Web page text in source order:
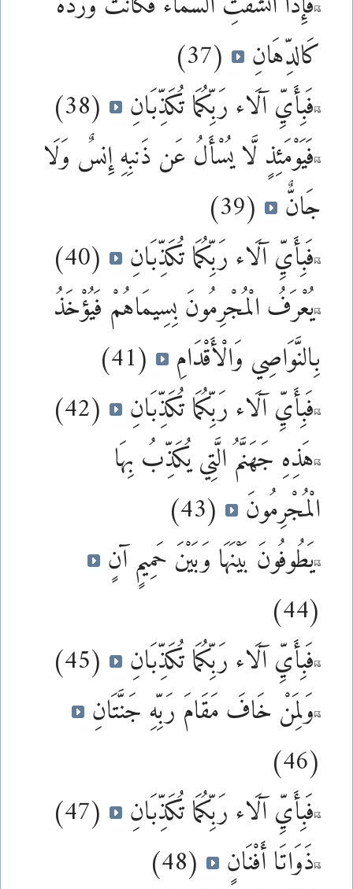
كَالدِّهَانِ
(37)
فَبِأَيِّ آلَاء رَبِّكُمَا تُكَذِّبَانِ
(38)
فَيَوْمَئِذٍ لَّا يُسْأَلُ عَن ذَنبِهِ إِنسٌ وَلَا
جَانٌّ
(39)
فَبِأَيِّ آلَاء رَبِّكُمَا تُكَذِّبَانِ
(40)
يُعْرَفُ الْمُجْرِمُونَ بِسِيمَاهُمْ فَيُؤْخَذُ
بِالنَّوَاصِي وَالْأَقْدَامِ
(41)
فَبِأَيِّ آلَاء رَبِّكُمَا تُكَذِّبَانِ
(42)
هَذِهِ جَهَنَّمُ الَّتِي يُكَذِّبُ بِهَا
الْمُجْرِمُونَ
(43)
يَطُوفُونَ بَيْنَهَا وَبَيْنَ حَمِيمٍ آنٍ
(44)
فَبِأَيِّ آلَاء رَبِّكُمَا تُكَذِّبَانِ
(45)
وَلِمَنْ خَافَ مَقَامَ رَبِّهِ جَنَّتَانِ
(46)
فَبِأَيِّ آلَاء رَبِّكُمَا تُكَذِّبَانِ
(47)
ذَوَاتَا أَفْنَانٍ
(48)